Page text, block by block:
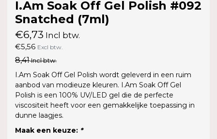
I.Am Soak Off Gel Polish #092
Snatched (7ml)
€6,73 Incl btw.
€5,56 Excl btw.
8,41Incl btw.
I.Am Soak Off Gel Polish wordt geleverd in een ruim
aanbod van modieuze kleuren. I.Am Soak Off Gel
Polish is een 100% UV/LED gel die de perfecte
viscositeit heeft voor een gemakkelijke toepassing in
dunne laagjes.
Maak een keuze: *